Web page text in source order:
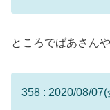
ところでばあさん
358 : 2020/08/